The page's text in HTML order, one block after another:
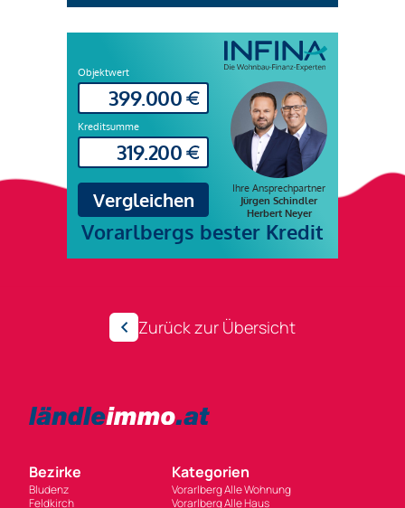
Zurück zur Übersicht
Bezirke
Bludenz
Feldkirch
Kategorien
Vorarlberg Alle Wohnung
Vorarlberg Alle Haus